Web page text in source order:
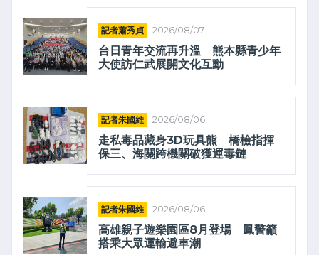
記者蕭秀貞 2026/08/07
台日青年交流再升溫 熊本縣青少年
大使訪仁武展開文化互動
記者朱國維 2026/08/06
走私毒品藏身3D玩具熊 橋檢指揮
保三、海關跨機關破獲運毒鏈
記者朱國維 2026/08/06
高雄親子遊樂園區8月登場 鳳警籲
搭乘大眾運輸避車潮